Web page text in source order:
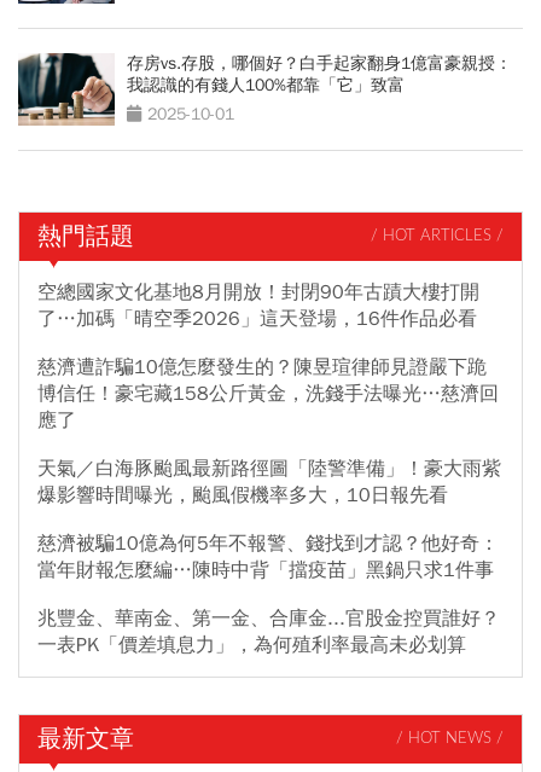
存房vs.存股，哪個好？白手起家翻身1億富豪親授：
我認識的有錢人100%都靠「它」致富
2025-10-01
熱門話題 / HOT ARTICLES /
空總國家文化基地8月開放！封閉90年古蹟大樓打開
了…加碼「晴空季2026」這天登場，16件作品必看
慈濟遭詐騙10億怎麼發生的？陳昱瑄律師見證嚴下跪
博信任！豪宅藏158公斤黃金，洗錢手法曝光…慈濟回
應了
天氣／白海豚颱風最新路徑圖「陸警準備」！豪大雨紫
爆影響時間曝光，颱風假機率多大，10日報先看
慈濟被騙10億為何5年不報警、錢找到才認？他好奇：
當年財報怎麼編…陳時中背「擋疫苗」黑鍋只求1件事
兆豐金、華南金、第一金、合庫金...官股金控買誰好？
一表PK「價差填息力」，為何殖利率最高未必划算
最新文章 / HOT NEWS /